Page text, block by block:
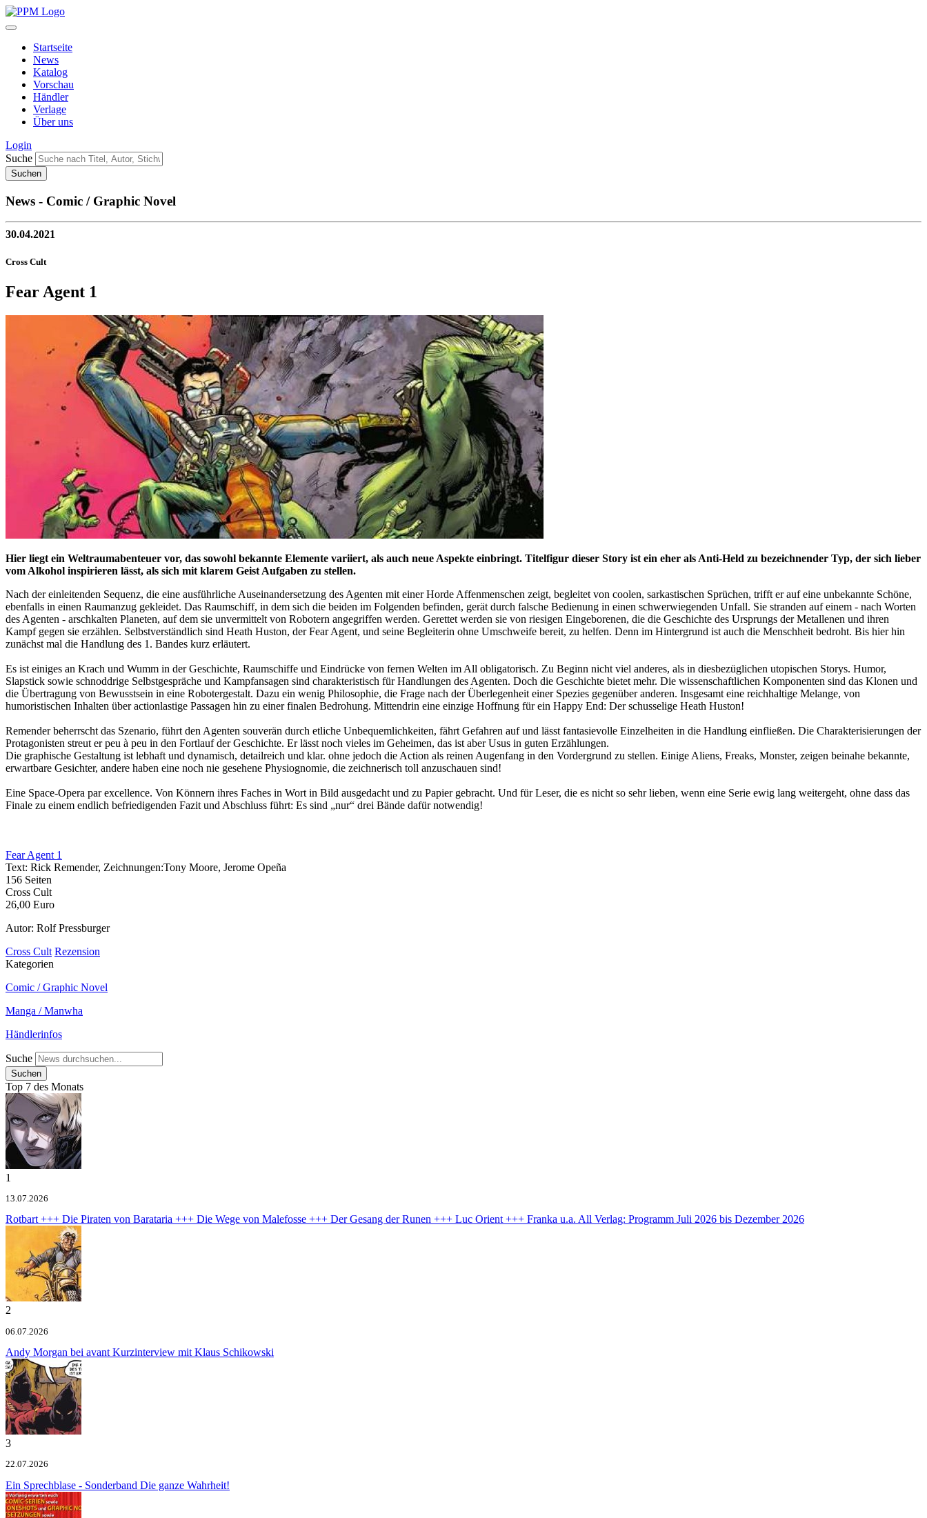
Startseite
News
Katalog
Vorschau
Händler
Verlage
Über uns
Login
Suche
News - Comic / Graphic Novel
30.04.2021
Cross Cult
Fear Agent 1
Hier liegt ein Weltraumabenteuer vor, das sowohl bekannte Elemente variiert, als auch neue Aspekte einbringt. Titelfigur dieser Story ist ein eher als Anti-Held zu bezeichnender Typ, der sich lieber
vom Alkohol inspirieren lässt, als sich mit klarem Geist Aufgaben zu stellen.
Nach der einleitenden Sequenz, die eine ausführliche Auseinandersetzung des Agenten mit einer Horde Affenmenschen zeigt, begleitet von coolen, sarkastischen Sprüchen, trifft er auf eine unbekannte Schöne,
ebenfalls in einen Raumanzug gekleidet. Das Raumschiff, in dem sich die beiden im Folgenden befinden, gerät durch falsche Bedienung in einen schwerwiegenden Unfall. Sie stranden auf einem - nach Worten
des Agenten - arschkalten Planeten, auf dem sie unvermittelt von Robotern angegriffen werden. Gerettet werden sie von riesigen Eingeborenen, die die Geschichte des Ursprungs der Metallenen und ihren
Kampf gegen sie erzählen. Selbstverständlich sind Heath Huston, der Fear Agent, und seine Begleiterin ohne Umschweife bereit, zu helfen. Denn im Hintergrund ist auch die Menschheit bedroht. Bis hier hin
zunächst mal die Handlung des 1. Bandes kurz erläutert.
Es ist einiges an Krach und Wumm in der Geschichte, Raumschiffe und Eindrücke von fernen Welten im All obligatorisch. Zu Beginn nicht viel anderes, als in diesbezüglichen utopischen Storys. Humor,
Slapstick sowie schnoddrige Selbstgespräche und Kampfansagen sind charakteristisch für Handlungen des Agenten. Doch die Geschichte bietet mehr. Die wissenschaftlichen Komponenten sind das Klonen und
die Übertragung von Bewusstsein in eine Robotergestalt. Dazu ein wenig Philosophie, die Frage nach der Überlegenheit einer Spezies gegenüber anderen. Insgesamt eine reichhaltige Melange, von
humoristischen Inhalten über actionlastige Passagen hin zu einer finalen Bedrohung. Mittendrin eine einzige Hoffnung für ein Happy End: Der schusselige Heath Huston!
Remender beherrscht das Szenario, führt den Agenten souverän durch etliche Unbequemlichkeiten, fährt Gefahren auf und lässt fantasievolle Einzelheiten in die Handlung einfließen. Die Charakterisierungen der
Protagonisten streut er peu à peu in den Fortlauf der Geschichte. Er lässt noch vieles im Geheimen, das ist aber Usus in guten Erzählungen.
Die graphische Gestaltung ist lebhaft und dynamisch, detailreich und klar. ohne jedoch die Action als reinen Augenfang in den Vordergrund zu stellen. Einige Aliens, Freaks, Monster, zeigen beinahe bekannte,
erwartbare Gesichter, andere haben eine noch nie gesehene Physiognomie, die zeichnerisch toll anzuschauen sind!
Eine Space-Opera par excellence. Von Könnern ihres Faches in Wort in Bild ausgedacht und zu Papier gebracht. Und für Leser, die es nicht so sehr lieben, wenn eine Serie ewig lang weitergeht, ohne dass das
Finale zu einem endlich befriedigenden Fazit und Abschluss führt: Es sind „nur“ drei Bände dafür notwendig!
Fear Agent 1
Text: Rick Remender, Zeichnungen:Tony Moore, Jerome Opeña
156 Seiten
Cross Cult
26,00 Euro
Autor: Rolf Pressburger
Cross Cult Rezension
Kategorien
Comic / Graphic Novel
Manga / Manwha
Händlerinfos
Suche
Top 7 des Monats
1
13.07.2026
Rotbart +++ Die Piraten von Barataria +++ Die Wege von Malefosse +++ Der Gesang der Runen +++ Luc Orient +++ Franka u.a. All Verlag: Programm Juli 2026 bis Dezember 2026
2
06.07.2026
Andy Morgan bei avant Kurzinterview mit Klaus Schikowski
3
22.07.2026
Ein Sprechblase - Sonderband Die ganze Wahrheit!